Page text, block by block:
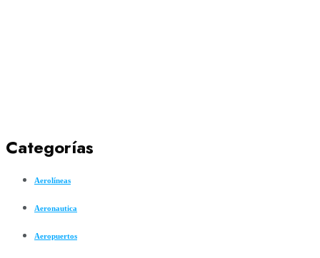
Categorías
Aerolíneas
Aeronautica
Aeropuertos